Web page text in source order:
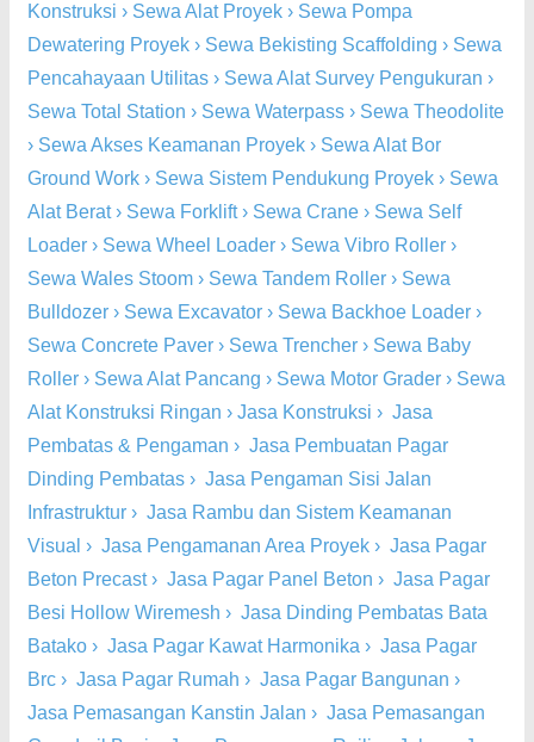
Konstruksi › Sewa Alat Proyek › Sewa Pompa
Dewatering Proyek › Sewa Bekisting Scaffolding › Sewa
Pencahayaan Utilitas › Sewa Alat Survey Pengukuran ›
Sewa Total Station › Sewa Waterpass › Sewa Theodolite
› Sewa Akses Keamanan Proyek › Sewa Alat Bor
Ground Work › Sewa Sistem Pendukung Proyek › Sewa
Alat Berat› Sewa Forklift› Sewa Crane › Sewa Self
Loader › Sewa Wheel Loader › Sewa Vibro Roller ›
Sewa Wales Stoom › Sewa Tandem Roller › Sewa
Bulldozer › Sewa Excavator › Sewa Backhoe Loader ›
Sewa Concrete Paver › Sewa Trencher › Sewa Baby
Roller › Sewa Alat Pancang › Sewa Motor Grader › Sewa
Alat Konstruksi Ringan › Jasa Konstruksi › Jasa
Pembatas & Pengaman › Jasa Pembuatan Pagar
Dinding Pembatas › Jasa Pengaman Sisi Jalan
Infrastruktur › Jasa Rambu dan Sistem Keamanan
Visual › Jasa Pengamanan Area Proyek › Jasa Pagar
Beton Precast› Jasa Pagar Panel Beton › Jasa Pagar
Besi Hollow Wiremesh › Jasa Dinding Pembatas Bata
Batako › Jasa Pagar Kawat Harmonika › Jasa Pagar
Brc › Jasa Pagar Rumah › Jasa Pagar Bangunan ›
Jasa Pemasangan Kanstin Jalan › Jasa Pemasangan